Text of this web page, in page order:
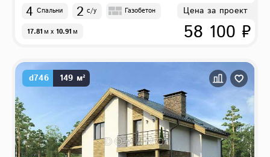
4 Спальни 2 с/у Газобетон
17.81м x 10.91м
Цена за проект
58 100 ₽
d746 149 м²